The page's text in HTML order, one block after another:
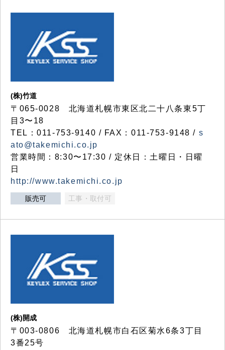
(株)竹道
〒065-0028 北海道札幌市東区北二十八条東5丁
目3〜18
TEL：011-753-9140 / FAX：011-753-9148 / s
ato@takemichi.co.jp
営業時間：8:30〜17:30 / 定休日：土曜日・日曜
日
http://www.takemichi.co.jp
販売可 工事・取付可
(株)開成
〒003-0806 北海道札幌市白石区菊水6条3丁目
3番25号